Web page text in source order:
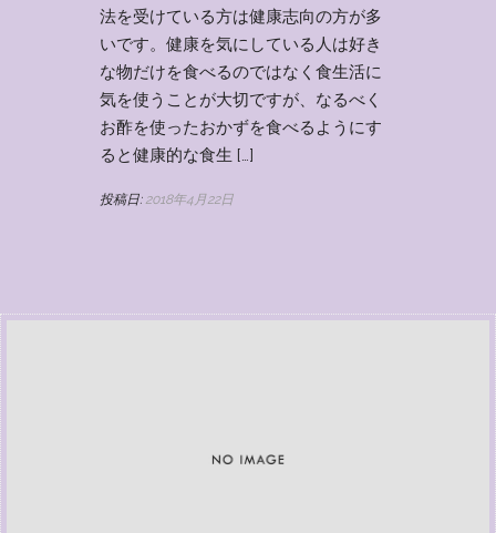
法を受けている方は健康志向の方が多
いです。健康を気にしている人は好き
な物だけを食べるのではなく食生活に
気を使うことが大切ですが、なるべく
お酢を使ったおかずを食べるようにす
ると健康的な食生 […]
投稿日: 2018年4月22日